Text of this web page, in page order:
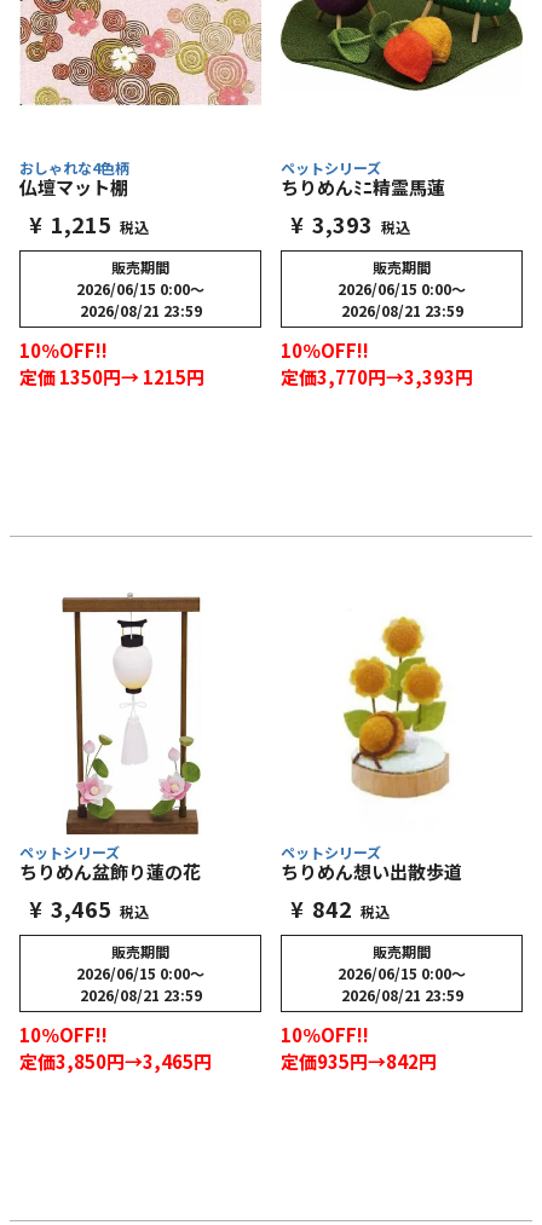
おしゃれな4色柄
仏壇マット棚
¥ 1,215 税込
販売期間
2026/06/15 0:00〜
2026/08/21 23:59
10％OFF!!
定価 1350円→ 1215円
ペットシリーズ
ちりめんﾐﾆ精霊馬蓮
¥ 3,393 税込
販売期間
2026/06/15 0:00〜
2026/08/21 23:59
10％OFF!!
定価3,770円→3,393円
ペットシリーズ
ちりめん盆飾り蓮の花
¥ 3,465 税込
販売期間
2026/06/15 0:00〜
2026/08/21 23:59
10％OFF!!
定価3,850円→3,465円
ペットシリーズ
ちりめん想い出散歩道
¥ 842 税込
販売期間
2026/06/15 0:00〜
2026/08/21 23:59
10％OFF!!
定価935円→842円